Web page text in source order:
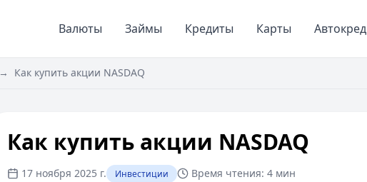
Валюты Займы Кредиты Карты
→ Как купить акции NASDAQ
Как купить акции NASDAQ
17 ноября 2025 г. Инвестиции Время чтения: 4 мин